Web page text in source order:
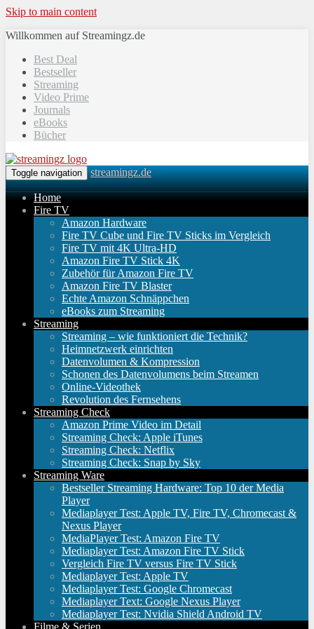
Skip to main content
Willkommen auf Streamingz.de
Best Deal
Bestseller
Streaming
Video Prime
Journals
eBooks
Bücher
Toggle navigation streamingz.de
Home
Fire TV
Amazon Hardware
Fire TV Cube und Fire TV Sticks im Vergleich
Fire TV mit 4K Ultra-HD
Amazon Fire TV Stick 4K
Zubehör für Amazon Fire TV
Amazon Fire TV Blaster
Echte Amazon Schnäppchen
eBooks zum Streaming
Streaming
Streaming – wie funktioniert die Technik?
Heimnetzwerk einrichten
Datenvolumen & Kompression
Schonen des Datenvolumens beim Streamen
Online-Videothek
Revolution des Fernsehens
Streaming Check
Amazon Prime Video im Detail
Streaming Check: Apple iTunes
Streaming Check: Netflix
Streaming Check: Snap by Sky
Streaming Ware
Bestseller Streaming Hardware: Top 10 der Media
Player
Mediaplayer Test: Apple TV, Fire TV, Chromecast &
Nexus Player
MediaPlayer Test: Amazon Fire TV
Mediaplayer Test: Amazon Fire TV Stick
Vergleich Fire TV versus Fire TV Stick
Mediaplayer Test: Apple TV
Mediaplayer Test: Google Chromecast
Mediaplayer Text: Google Nexus Player
Mediaplayer Test: Nvidia Shield Android TV
Filme & Serien